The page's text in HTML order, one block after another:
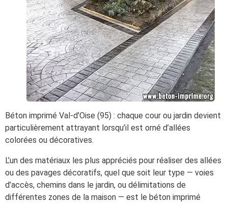
Béton imprimé Val-d’Oise (95) : chaque cour ou jardin devient
particulièrement attrayant lorsqu’il est orné d’allées
colorées ou décoratives.
L’un des matériaux les plus appréciés pour réaliser des allées
ou des pavages décoratifs, quel que soit leur type — voies
d’accès, chemins dans le jardin, ou délimitations de
différentes zones de la maison — est le béton imprimé